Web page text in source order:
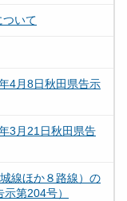
いて
4月8日秋田県告示
3月21日秋田県告
線ほか８路線）の
第204号）